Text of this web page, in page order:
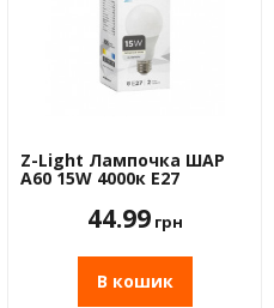
Z-Light Лампочка ШАР
А60 15W 4000к Е27
44.99грн
В кошик